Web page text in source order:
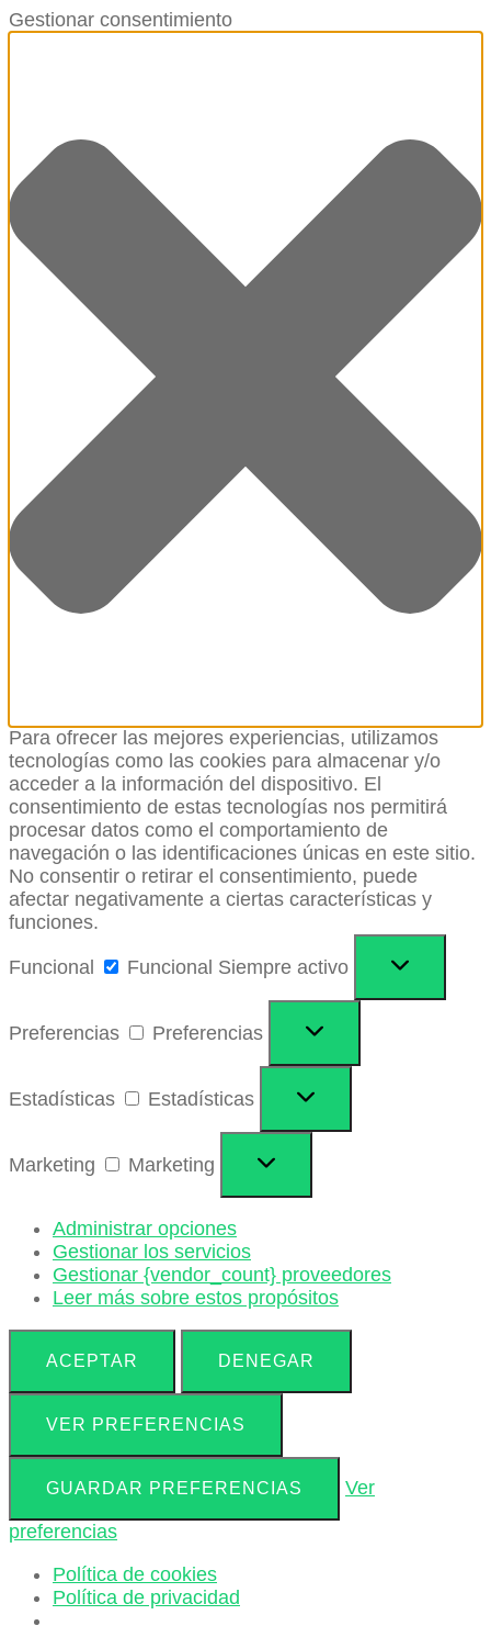
Gestionar consentimiento
Para ofrecer las mejores experiencias, utilizamos
tecnologías como las cookies para almacenar y/o
acceder a la información del dispositivo. El
consentimiento de estas tecnologías nos permitirá
procesar datos como el comportamiento de
navegación o las identificaciones únicas en este sitio.
No consentir o retirar el consentimiento, puede
afectar negativamente a ciertas características y
funciones.
Funcional Funcional Siempre activo
Preferencias Preferencias
Estadísticas Estadísticas
Marketing Marketing
Administrar opciones
Gestionar los servicios
Gestionar {vendor_count} proveedores
Leer más sobre estos propósitos
ACEPTAR DENEGAR
VER PREFERENCIAS
GUARDAR PREFERENCIAS
Ver
preferencias
Política de cookies
Política de privacidad